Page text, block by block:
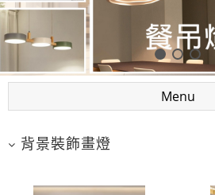
Menu
背景裝飾畫燈